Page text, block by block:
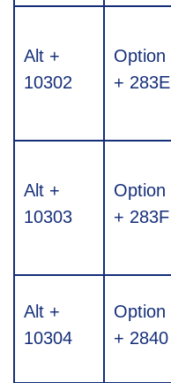
Alt +
10302
Option
+ 283E
Alt +
10303
Option
+ 283F
Alt +
10304
Option
+ 2840